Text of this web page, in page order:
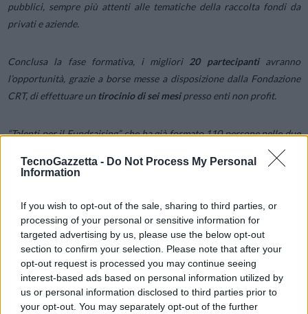
TecnoGazzetta - Do Not Process My Personal
Information
If you wish to opt-out of the sale, sharing to third parties, or
processing of your personal or sensitive information for
targeted advertising by us, please use the below opt-out
section to confirm your selection. Please note that after your
opt-out request is processed you may continue seeing
interest-based ads based on personal information utilized by
us or personal information disclosed to third parties prior to
your opt-out. You may separately opt-out of the further
pubblici, sempre più attenti alle tematiche della raccolta fondi da
privati e aziende.
Conclusa la fase formativa, i migliori 20 partecipantiavranno
l’opportunità, grazie a borse messe a disposizione dalla Fondazione
CRT, di effettuare un tirocinio di sei mesipresso enti non profit.
“Talenti per il Fundraising”, che ha già formato 110 persone nelle due
precedenti edizioni, rappresenta quindi un’opportunità sia per i
giovani (il 75% lavora nel settore del non profit, il 40% come
rafforzare le proprie attività di fundraising. L’80% dei tirocinanti
delle precedenti edizioni ha avuto un rinnovopresso la realtà
ospitante; il restante 20% ha comunque trovato facilmente
occupazione, anche grazie alla rete di alumni.
SCHEDA: LO SCENARIO. Secondo ilV Italy Giving Report di Vita
sulla base degli ultimi dati fiscali disponibili (dichiarazioni dei redditi